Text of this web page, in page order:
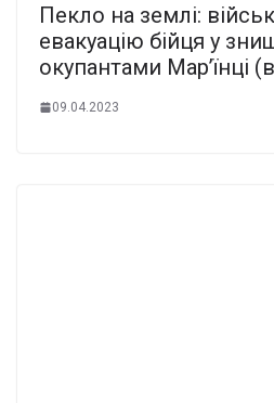
Пекло на землі:
евакуацію бійця у
окупантами Марʼїнці
09.04.2023